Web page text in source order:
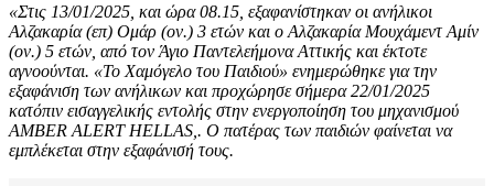
«Στις 13/01/2025, και ώρα 08.15, εξαφανίστηκαν οι ανήλικοι
Αλζακαρία (επ) Ομάρ (ον.) 3 ετών και ο Αλζακαρία Μουχάμεντ Αμίν
(ον.) 5 ετών, από τον Άγιο Παντελεήμονα Αττικής και έκτοτε
αγνοούνται. «Το Χαμόγελο του Παιδιού» ενημερώθηκε για την
εξαφάνιση των ανήλικων και προχώρησε σήμερα 22/01/2025
κατόπιν εισαγγελικής εντολής στην ενεργοποίηση του μηχανισμού
AMBER ALERT HELLAS,. Ο πατέρας των παιδιών φαίνεται να
εμπλέκεται στην εξαφάνισή τους.